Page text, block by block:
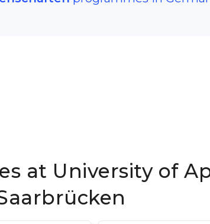
at University of